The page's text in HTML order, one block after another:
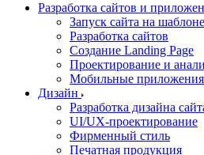
Разработка сайтов и
Запуск сайта на
Разработка сайтов
Создание Landing Page
Проектирование и
Мобильные приложения
Дизайн
Разработка дизайна
UI/UX-проектирование
Фирменный стиль
Печатная продукция